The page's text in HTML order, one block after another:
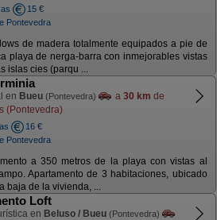
15 €
Pontevedra
de madera totalmente equipados a pie de
playa de nerga-barra con inmejorables vistas
islas cies (parqu ...
en Bueu (Pontevedra) a 30 km de
(Pontevedra)
16 €
Pontevedra
a 350 metros de la playa con vistas al
Apartamento de 3 habitaciones, ubicado
baja de la vivienda, ...
Loft
en Beluso / Bueu (Pontevedra)